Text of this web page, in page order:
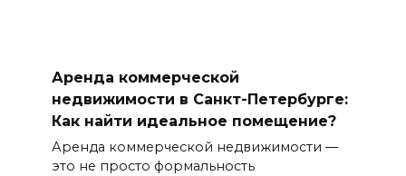
Аренда коммерческой
недвижимости в Санкт-Петербурге:
Как найти идеальное помещение?
Аренда коммерческой недвижимости —
это не просто формальность